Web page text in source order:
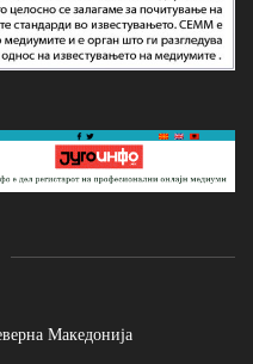
Македонија